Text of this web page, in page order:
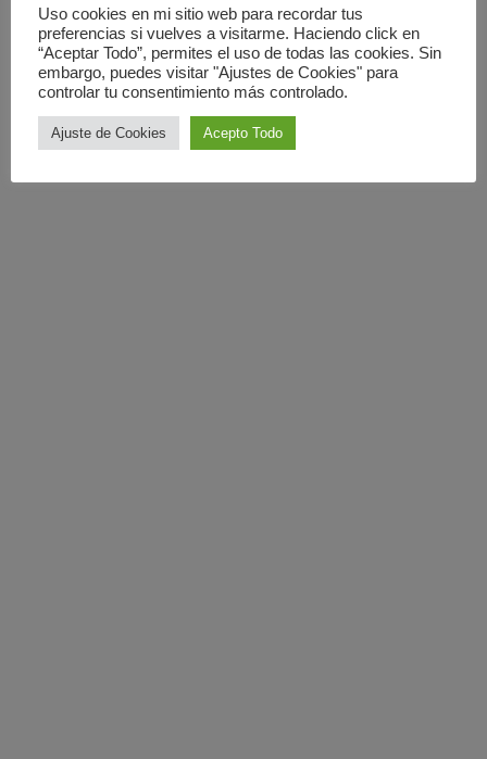
Uso cookies en mi sitio web para recordar tus
preferencias si vuelves a visitarme. Haciendo click en
“Aceptar Todo”, permites el uso de todas las cookies. Sin
embargo, puedes visitar "Ajustes de Cookies" para
controlar tu consentimiento más controlado.
Ajuste de Cookies Acepto Todo